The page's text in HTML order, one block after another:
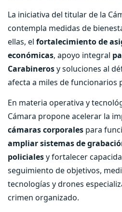
La iniciativa del titular de la
contempla medidas de
ellas, el fortalecimiento de
económicas, apoyo integral
Carabinerosy soluciones al
afecta a miles de funcionarios
En materia operativa y
Cámara propone acelerar la
cámaras corporales para
ampliar sistemas de
policialesy fortalecer
seguimiento de objetivos,
tecnologías y drones
crimen organizado.